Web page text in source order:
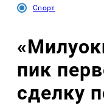
Спорт
пик
сделку